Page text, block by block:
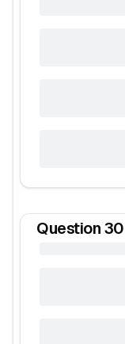
Question 30